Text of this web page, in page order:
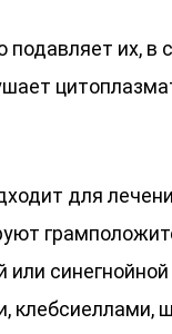
их, в
для
или
клебсиеллами,